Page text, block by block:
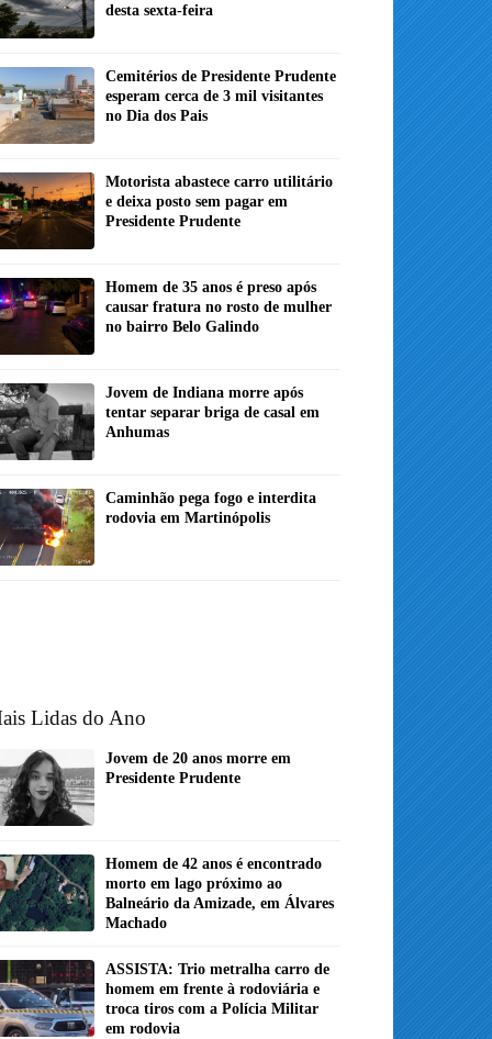
desta sexta-feira
Cemitérios de Presidente Prudente
esperam cerca de 3 mil visitantes
no Dia dos Pais
Motorista abastece carro utilitário
e deixa posto sem pagar em
Presidente Prudente
Homem de 35 anos é preso após
causar fratura no rosto de mulher
no bairro Belo Galindo
Jovem de Indiana morre após
tentar separar briga de casal em
Anhumas
Caminhão pega fogo e interdita
rodovia em Martinópolis
Lidas do Ano
Jovem de 20 anos morre em
Presidente Prudente
Homem de 42 anos é encontrado
morto em lago próximo ao
Balneário da Amizade, em Álvares
Machado
ASSISTA: Trio metralha carro de
homem em frente à rodoviária e
troca tiros com a Polícia Militar
em rodovia